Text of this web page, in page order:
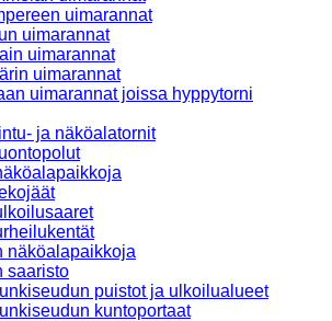
uimarannat
uimarannat
uimarannat
uimarannat
uimarannat joissa hyppytorni
ja näköalatornit
näköalapaikkoja
saaristo
puistot ja ulkoilualueet
kuntoportaat